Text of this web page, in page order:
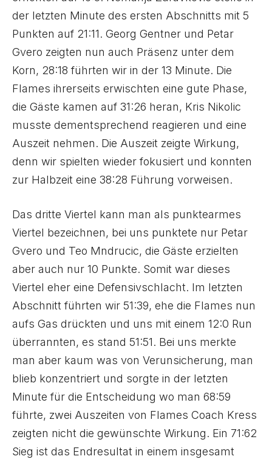
der letzten Minute des ersten Abschnitts mit 5
Punkten auf 21:11. Georg Gentner und Petar
Gvero zeigten nun auch Präsenz unter dem
Korn, 28:18 führten wir in der 13 Minute. Die
Flames ihrerseits erwischten eine gute Phase,
die Gäste kamen auf 31:26 heran, Kris Nikolic
musste dementsprechend reagieren und eine
Auszeit nehmen. Die Auszeit zeigte Wirkung,
denn wir spielten wieder fokusiert und konnten
zur Halbzeit eine 38:28 Führung vorweisen.
Das dritte Viertel kann man als punktearmes
Viertel bezeichnen, bei uns punktete nur Petar
Gvero und Teo Mndrucic, die Gäste erzielten
aber auch nur 10 Punkte. Somit war dieses
Viertel eher eine Defensivschlacht. Im letzten
Abschnitt führten wir 51:39, ehe die Flames nun
aufs Gas drückten und uns mit einem 12:0 Run
überrannten, es stand 51:51. Bei uns merkte
man aber kaum was von Verunsicherung, man
blieb konzentriert und sorgte in der letzten
Minute für die Entscheidung wo man 68:59
führte, zwei Auszeiten von Flames Coach Kress
zeigten nicht die gewünschte Wirkung. Ein 71:62
Sieg ist das Endresultat in einem insgesamt